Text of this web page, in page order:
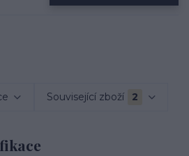
Související zboží 2